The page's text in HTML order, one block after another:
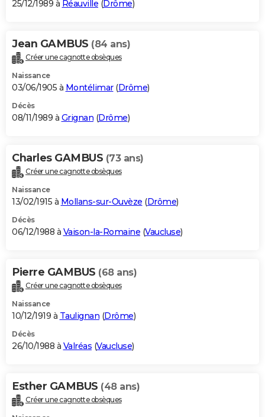
25/12/1989 à Réauville (Drôme)
Jean GAMBUS (84 ans)
Créer une cagnotte obsèques
Naissance
03/06/1905 à Montélimar(Drôme)
Décès
08/11/1989 à Grignan (Drôme)
Charles GAMBUS (73 ans)
Créer une cagnotte obsèques
Naissance
13/02/1915 à Mollans-sur-Ouvèze (Drôme)
Décès
06/12/1988 à Vaison-la-Romaine (Vaucluse)
Pierre GAMBUS (68 ans)
Créer une cagnotte obsèques
Naissance
10/12/1919 à Taulignan (Drôme)
Décès
26/10/1988 à Valréas (Vaucluse)
Esther GAMBUS (48 ans)
Créer une cagnotte obsèques